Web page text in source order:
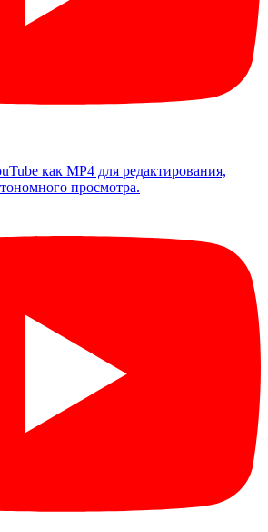
как MP4 для редактирования,
просмотра.